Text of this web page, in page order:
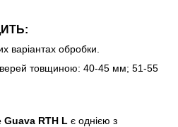
варіантах обробки.
товщиною: 40-45 мм; 51-55
Guava RTH L є однією з